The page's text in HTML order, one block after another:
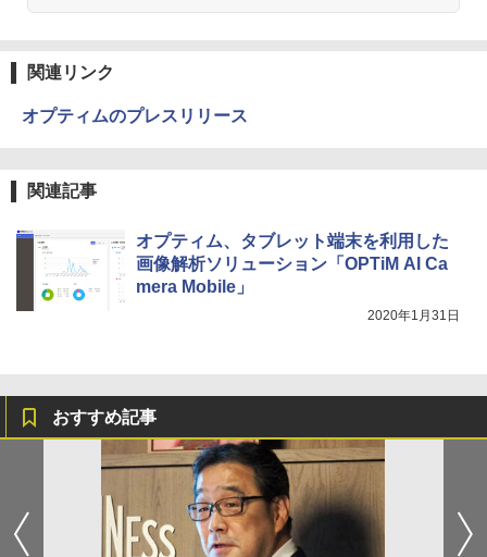
関連リンク
オプティムのプレスリリース
関連記事
オプティム、タブレット端末を利用した
画像解析ソリューション「OPTiM AI Ca
mera Mobile」
2020年1月31日
おすすめ記事